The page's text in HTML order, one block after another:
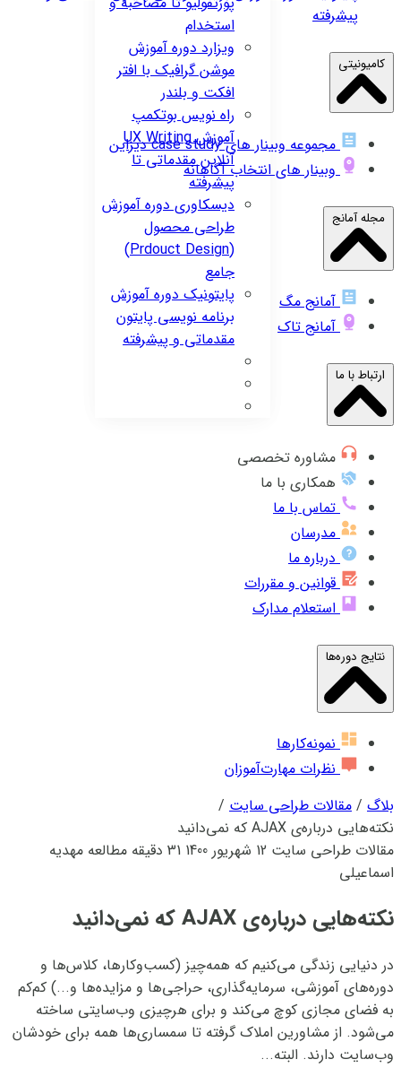
استخدام
ویزارددوره آموزش
موشن گرافیک با افتر
افکت و بلندر
راه نویسبوتکمپ
آموزش UX Writing
آنلاین مقدماتی تا
پیشرفته
دیسکاوریدوره آموزش
طراحی محصول
(Prdouct Design)
جامع
پایتونیکدوره آموزش
برنامه نویسی پایتون
مقدماتی و پیشرفته
پیشرفته
کامیونیتی
مجموعه وبینار های case study دیزاین
وبینار های انتخاب آگاهانه
مجله آمانج
آمانج مگ
آمانج تاک
ارتباط با ما
مشاوره تخصصی
همکاری با ما
تماس با ما
مدرسان
درباره ما
قوانین و مقررات
استعلام مدارک
نتایج دوره‌ها
نمونه‌کارها
نظرات مهارت‌آموزان
بلاگ / مقالات طراحی سایت /
نکته‌هایی درباره‌ی AJAX که نمی‌دانید
مقالات طراحی سایت 12 شهریور 1400 31 دقیقه مطالعه
مهدیه
اسماعیلی
نکته‌هایی درباره‌ی AJAX که نمی‌دانید
در دنیایی زندگی می‌کنیم که همه‌چیز (کسب‌وکارها، کلاس‌ها و
دور‌ه‌های آموزشی، سرمایه‌گذاری، حراجی‌ها و مزایده‌ها و...) کم‌کم
به فضای مجازی کوچ می‌کند و برای هرچیزی وب‌سایتی ساخته
می‌شود. از مشاورین املاک گرفته تا سمساری‌ها همه برای خودشان
وب‌سایت دارند. البته...